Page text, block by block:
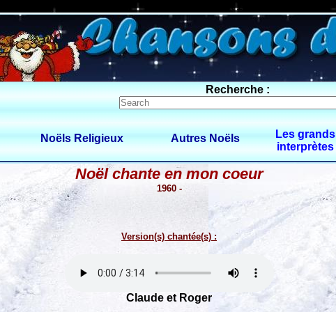
0 $limitbot 1 $limittot 2
Recherche :
Noëls Religieux Autres Noëls
Les grands
interprètes
Noël chante en mon coeur
1960 -
Version(s) chantée(s) :
Claude et Roger